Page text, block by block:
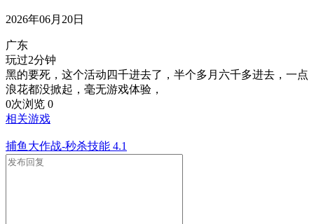
2026年06月20日
广东
玩过2分钟
黑的要死，这个活动四千进去了，半个多月六千多进去，一点
浪花都没掀起，毫无游戏体验，
0次浏览 0
相关游戏
捕鱼大作战-秒杀技能 4.1